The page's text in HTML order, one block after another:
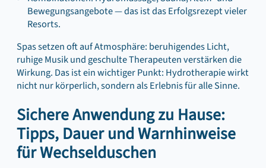
Bewegungsangebote — das ist das Erfolgsrezept vieler
Resorts.
Spas setzen oft auf Atmosphäre: beruhigendes Licht,
ruhige Musik und geschulte Therapeuten verstärken die
Wirkung. Das ist ein wichtiger Punkt: Hydrotherapie wirkt
nicht nur körperlich, sondern als Erlebnis für alle Sinne.
Sichere Anwendung zu Hause:
Tipps, Dauer und Warnhinweise
für Wechselduschen